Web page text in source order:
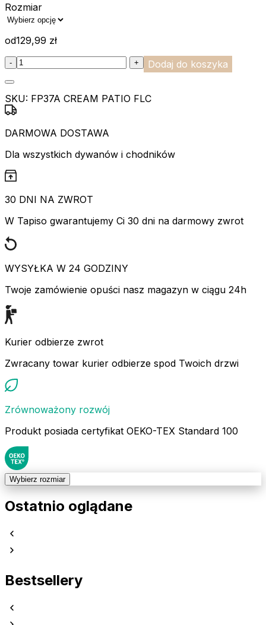
Rozmiar
od129,99 zł
:product_name quantity
- + Dodaj do koszyka
SKU: FP37A CREAM PATIO FLC
DARMOWA DOSTAWA
Dla wszystkich dywanów i chodników
30 DNI NA ZWROT
W Tapiso gwarantujemy Ci 30 dni na darmowy zwrot
WYSYŁKA W 24 GODZINY
Twoje zamówienie opuści nasz magazyn w ciągu 24h
Kurier odbierze zwrot
Zwracany towar kurier odbierze spod Twoich drzwi
Zrównoważony rozwój
Produkt posiada certyfikat OEKO-TEX Standard 100
Wybierz rozmiar
Ostatnio oglądane
Bestsellery